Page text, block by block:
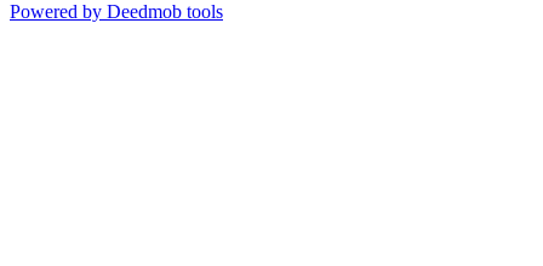
Powered by Deedmob tools